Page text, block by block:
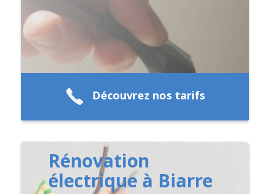
Découvrez nos tarifs
Rénovation
électrique à Biarre